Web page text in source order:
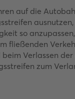
auf die
so
fließenden
beim Verlassen
zum